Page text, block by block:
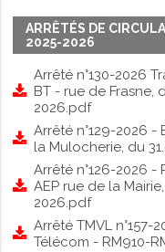
ARRÊTÉS DE
2025-2026
Arrêté n°130-2026
BT - rue de Frasne,
2026.pdf
Arrêté n°129-2026
la Mulocherie, du
Arrêté n°126-2026
AEP rue de la
2026.pdf
Arrêté TMVL
Télécom - RM910-